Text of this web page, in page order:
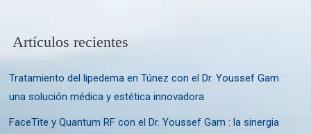
Artículos recientes
Tratamiento del lipedema en Túnez con el Dr. Youssef Gam :
una solución médica y estética innovadora
FaceTite y Quantum RF con el Dr. Youssef Gam : la sinergia